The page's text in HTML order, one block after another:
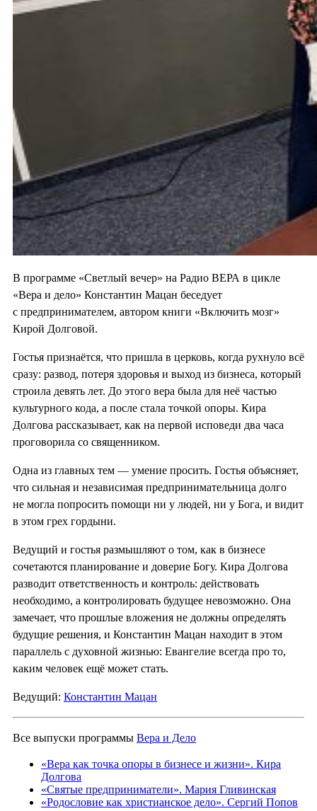
В программе «Светлый вечер» на Радио ВЕРА в цикле
«Вера и дело» Константин Мацан беседует
с предпринимателем, автором книги «Включить мозг»
Кирой Долговой.
Гостья признаётся, что пришла в церковь, когда рухнуло всё
сразу: развод, потеря здоровья и выход из бизнеса, который
строила девять лет. До этого вера была для неё частью
культурного кода, а после стала точкой опоры. Кира
Долгова рассказывает, как на первой исповеди два часа
проговорила со священником.
Одна из главных тем — умение просить. Гостья объясняет,
что сильная и независимая предпринимательница долго
не могла попросить помощи ни у людей, ни у Бога, и видит
в этом грех гордыни.
Ведущий и гостья размышляют о том, как в бизнесе
сочетаются планирование и доверие Богу. Кира Долгова
разводит ответственность и контроль: действовать
необходимо, а контролировать будущее невозможно. Она
замечает, что прошлые вложения не должны определять
будущие решения, и Константин Мацан находит в этом
параллель с духовной жизнью: Евангелие всегда про то,
каким человек ещё может стать.
Ведущий: Константин Мацан
Все выпуски программы Вера и Дело
«Вера как точка опоры в бизнесе и жизни». Кира
Долгова
«Святые предприниматели». Мария Гливинская
«Родословие как христианское дело». Сергий Попов